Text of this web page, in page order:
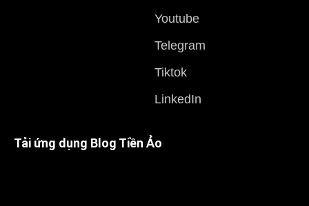
Youtube
Telegram
Tiktok
LinkedIn
Tải ứng dụng Blog Tiền Ảo